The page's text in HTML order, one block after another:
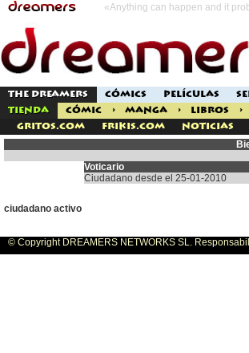
«Anything can happen and it
THE DREAMERS CÓMICS PELÍCULAS
TIENDA
CÓMIC > MANGA > LIBROS >
Gritos.com
Frikis.com Noticias
Voticario
Ciudadano desde el 25-01-2010
ciudadano activo
© Copyright DREAMERS NETWORKS SL.